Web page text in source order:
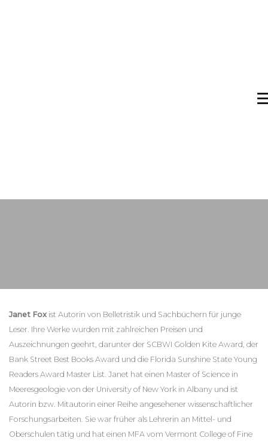
Janet Foxist Autorin von Belletristik und Sachbüchern für junge
Leser. Ihre Werke wurden mit zahlreichen Preisen und
Auszeichnungen geehrt, darunter der SCBWI Golden Kite Award, der
Bank Street Best Books Award und die Florida Sunshine State Young
Readers Award Master List. Janet hat einen Master of Science in
Meeresgeologie von der University of New York in Albany und ist
Autorin bzw. Mitautorin einer Reihe angesehener wissenschaftlicher
Forschungsarbeiten. Sie war früher als Lehrerin an Mittel- und
Oberschulen tätig und hat einen MFA vom Vermont College of Fine